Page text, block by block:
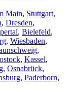
Main, Stuttgart,
, Dresden,
, Bielefeld,
, Wiesbaden,
,
, Kassel,
, Osnabrück,
, Paderborn,